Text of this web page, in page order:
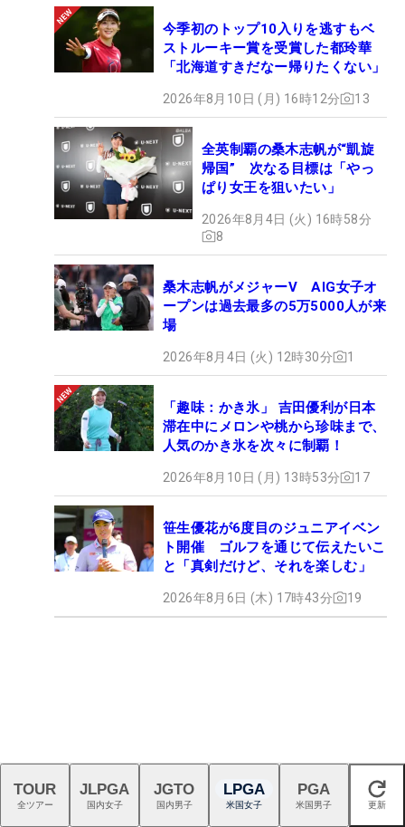
今季初のトップ10入りを逃すもベ
ストルーキー賞を受賞した都玲華
「北海道すきだなー帰りたくない」
2026年8月10日 (月) 16時12分 13
全英制覇の桑木志帆が“凱旋
帰国” 次なる目標は「やっ
ぱり女王を狙いたい」
2026年8月4日 (火) 16時58分
8
桑木志帆がメジャーV AIG女子オ
ープンは過去最多の5万5000人が来
場
2026年8月4日 (火) 12時30分 1
「趣味：かき氷」 吉田優利が日本
滞在中にメロンや桃から珍味まで、
人気のかき氷を次々に制覇！
2026年8月10日 (月) 13時53分 17
笹生優花が6度目のジュニアイベン
ト開催 ゴルフを通じて伝えたいこ
と「真剣だけど、それを楽しむ」
2026年8月6日 (木) 17時43分 19
閉じる
TOUR
全ツアー
JLPGA
国内女子
JGTO
国内男子
LPGA
米国女子
PGA
米国男子 更新